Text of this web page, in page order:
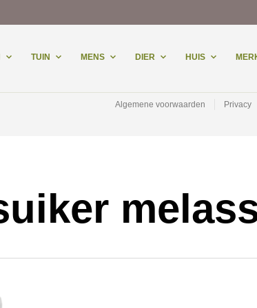
TUIN MENS DIER HUIS
Algemene voorwaarden Privacy